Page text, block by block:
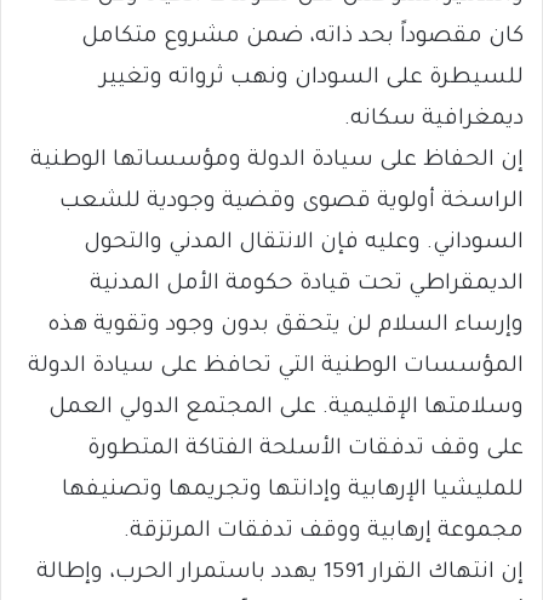
كان مقصوداً بحد ذاته، ضمن مشروع متكامل
للسيطرة على السودان ونهب ثرواته وتغيير
ديمغرافية سكانه.
إن الحفاظ على سيادة الدولة ومؤسساتها الوطنية
الراسخة أولوية قصوى وقضية وجودية للشعب
السوداني. وعليه فإن الانتقال المدني والتحول
الديمقراطي تحت قيادة حكومة الأمل المدنية
وإرساء السلام لن يتحقق بدون وجود وتقوية هذه
المؤسسات الوطنية التي تحافظ على سيادة الدولة
وسلامتها الإقليمية. على المجتمع الدولي العمل
على وقف تدفقات الأسلحة الفتاكة المتطورة
للمليشيا الإرهابية وإدانتها وتجريمها وتصنيفها
مجموعة إرهابية ووقف تدفقات المرتزقة.
إن انتهاك القرار 1591 يهدد باستمرار الحرب، وإطالة